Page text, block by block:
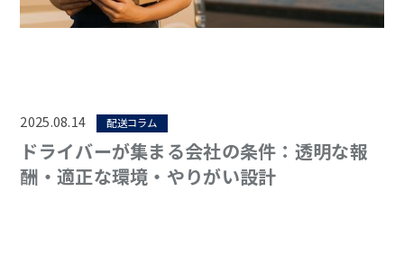
2025.08.14 配送コラム
ドライバーが集まる会社の条件：透明な報
酬・適正な環境・やりがい設計